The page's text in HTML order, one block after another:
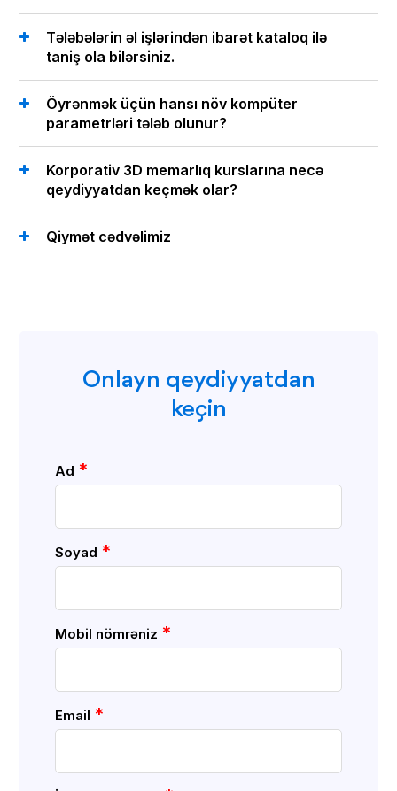
Onlayn qeydiyyatdan
keçin
Ad *
Soyad *
Mobil nömrəniz *
Email *
Tələbələrin əl işlərindən ibarət kataloq ilə
taniş ola bilərsiniz.
Öyrənmək üçün hansı növ kompüter
parametrləri tələb olunur?
Korporativ 3D memarlıq kurslarına necə
qeydiyyatdan keçmək olar?
Qiymət cədvəlimiz